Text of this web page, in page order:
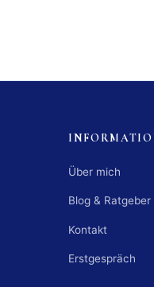
Über mich
Blog & Ratgeber
Kontakt
Erstgespräch